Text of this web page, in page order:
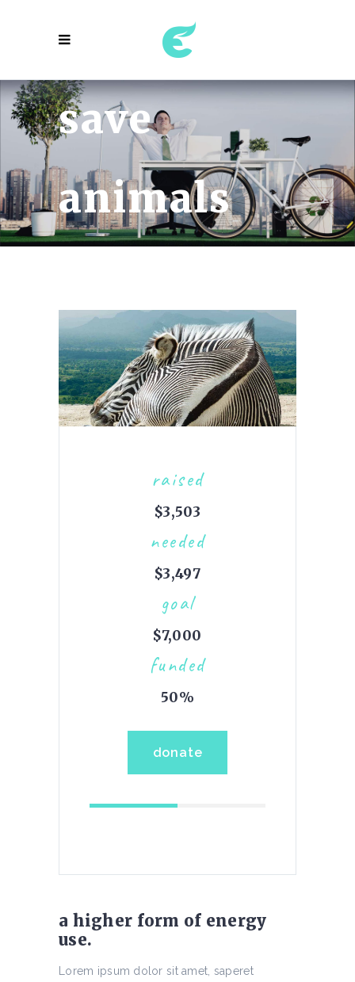
save
animals
raised
$3,503
needed
$3,497
goal
$7,000
funded
50%
donate
a higher form of energy
use.
Lorem ipsum dolor sit amet, saperet